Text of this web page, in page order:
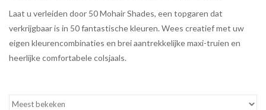
Gaarne gemaakt
Laat u verleiden door 50 Mohair Shades, een topgaren dat
verkrijgbaar is in 50 fantastische kleuren. Wees creatief met uw
eigen kleurencombinaties en brei aantrekkelijke maxi-truien en
heerlijke comfortabele colsjaals.